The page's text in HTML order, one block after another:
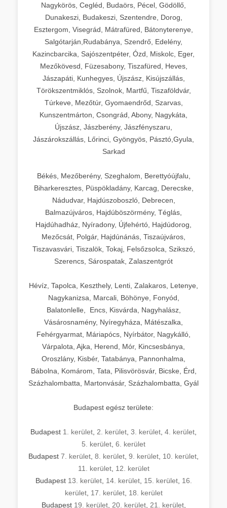
Nagykörös, Cegléd, Budaörs, Pécel, Gödöllő,
Dunakeszi, Budakeszi, Szentendre, Dorog,
Esztergom, Visegrád, Mátrafüred, Bátonyterenye,
Salgótarján,Rudabánya, Szendrő, Edelény,
Kazincbarcika, Sajószentpéter, Ózd, Miskolc, Eger,
Mezőkövesd, Füzesabony, Tiszafüred, Heves,
Jászapáti, Kunhegyes, Újszász, Kisújszállás,
Törökszentmiklós, Szolnok, Martfű, Tiszaföldvár,
Túrkeve, Mezőtúr, Gyomaendrőd, Szarvas,
Kunszentmárton, Csongrád, Abony, Nagykáta,
Újszász, Jászberény, Jászfényszaru,
Jászárokszállás, Lőrinci, Gyöngyös, Pásztó,Gyula,
Sarkad
Békés, Mezőberény, Szeghalom, Berettyóújfalu,
Biharkeresztes, Püspökladány, Karcag, Derecske,
Nádudvar, Hajdúszoboszló, Debrecen,
Balmazújváros, Hajdúböszörmény, Téglás,
Hajdúhadház, Nyíradony, Újfehértó, Hajdúdorog,
Mezőcsát, Polgár, Hajdúnánás, Tiszaújváros,
Tiszavasvári, Tiszalök, Tokaj, Felsőzsolca, Szikszó,
Szerencs, Sárospatak, Zalaszentgrót
Hévíz, Tapolca, Keszthely, Lenti, Zalakaros, Letenye,
Nagykanizsa, Marcali, Böhönye, Fonyód,
Balatonlelle, Encs, Kisvárda, Nagyhalász,
Vásárosnamény, Nyíregyháza, Mátészalka,
Fehérgyarmat, Máriapócs, Nyírbátor, Nagykálló,
Várpalota, Ajka, Herend, Mór, Kincsesbánya,
Oroszlány, Kisbér, Tatabánya, Pannonhalma,
Bábolna, Komárom, Tata, Pilisvörösvár, Bicske, Érd,
Százhalombatta, Martonvásár, Százhalombatta, Gyál
Budapest egész területe:
Budapest 1. kerület 2. kerület 3. kerület 4. kerület
5. kerület 6. kerület
Budapest 7. kerület 8. kerület 9. kerület 10. kerület
11. kerület, 12. kerület
Budapest 13. kerület, 14. kerület, 15. kerület, 16.
kerület, 17. kerület, 18. kerület
Budapest 19. kerület, 20. kerület, 21. kerület,